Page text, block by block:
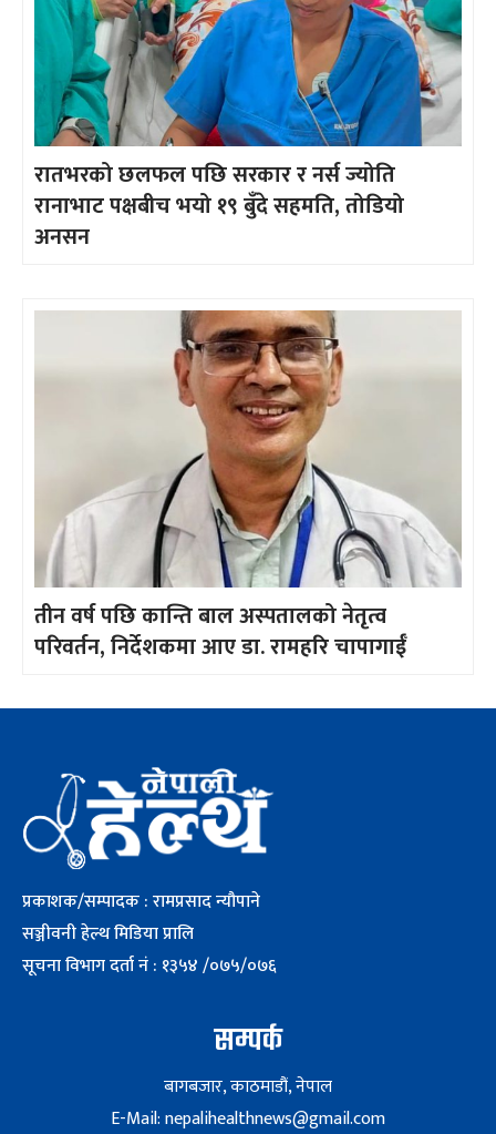
रातभरको छलफल पछि सरकार र नर्स ज्योति
रानाभाट पक्षबीच भयो १९ बुँदे सहमति, तोडियो
अनसन
तीन वर्ष पछि कान्ति बाल अस्पतालको नेतृत्व
परिवर्तन, निर्देशकमा आए डा. रामहरि चापागाईँ
प्रकाशक/सम्पादक : रामप्रसाद न्यौपाने
सञ्जीवनी हेल्थ मिडिया प्रालि
सूचना विभाग दर्ता नं : १३५४ /०७५/०७६
सम्पर्क
बागबजार, काठमाडौं, नेपाल
E-Mail: nepalihealthnews@gmail.com